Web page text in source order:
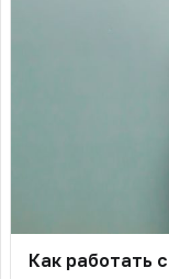
Как работать